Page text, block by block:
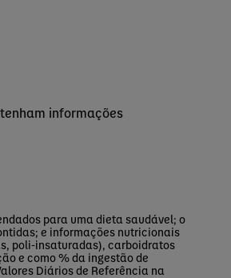
informações
para uma dieta saudável; o
e informações nutricionais
poli-insaturadas), carboidratos
e como % da ingestão de
Diários de Referência na